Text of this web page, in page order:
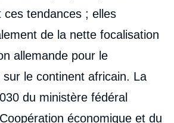
ces tendances ; elles
de la nette focalisation
allemande pour le
le continent africain. La
du ministère fédéral
économique et du